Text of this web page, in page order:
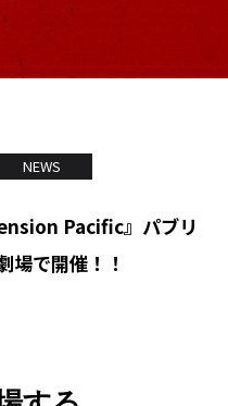
NEWS
Pacific』パブリ
場で開催！！